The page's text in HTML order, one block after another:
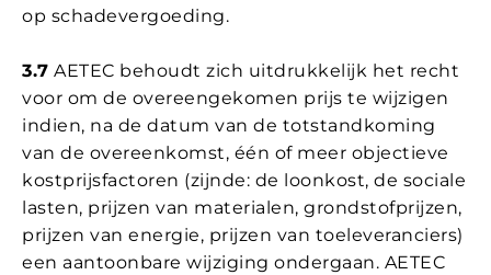
op schadevergoeding.
3.7 AETEC behoudt zich uitdrukkelijk het recht
voor om de overeengekomen prijs te wijzigen
indien, na de datum van de totstandkoming
van de overeenkomst, één of meer objectieve
kostprijsfactoren (zijnde: de loonkost, de sociale
lasten, prijzen van materialen, grondstofprijzen,
prijzen van energie, prijzen van toeleveranciers)
een aantoonbare wijziging ondergaan. AETEC